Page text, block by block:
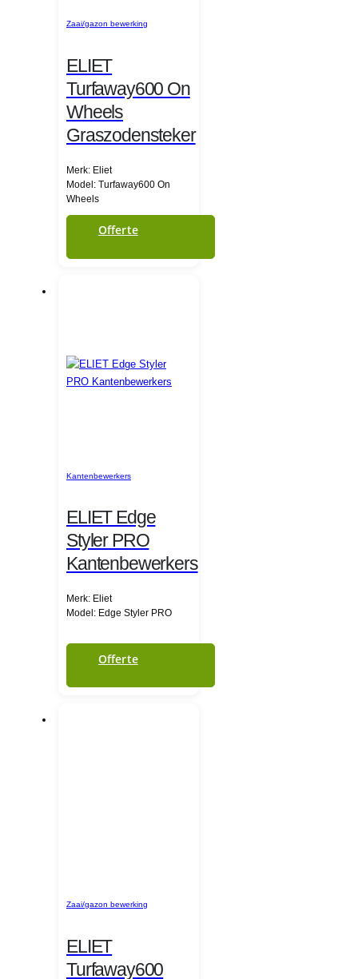
Zaai/gazon bewerking
ELIET
Turfaway600 On
Wheels
Graszodensteker
Merk: Eliet
Model: Turfaway600 On
Wheels
Offerte
Kantenbewerkers
ELIET Edge
Styler PRO
Kantenbewerkers
Merk: Eliet
Model: Edge Styler PRO
Offerte
Zaai/gazon bewerking
ELIET
Turfaway600